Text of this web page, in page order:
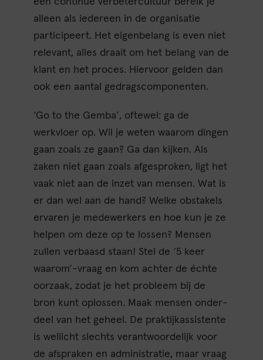
alleen als iedereen in de organisatie
participeert. Het eigenbelang is even niet
relevant, alles draait om het belang van de
klant en het proces. Hiervoor gelden dan
ook een aantal gedragscomponenten.
‘Go to the Gemba’, oftewel: ga de
werkvloer op. Wil je weten waarom dingen
gaan zoals ze gaan? Ga dan kijken. Als
zaken niet gaan zoals afgesproken, ligt het
vaak niet aan de inzet van mensen. Wat is
er dan wel aan de hand? Welke obstakels
ervaren je medewerkers en hoe kun je ze
helpen om deze op te lossen? Mensen
zullen verbaasd staan! Stel de ‘5 keer
waarom’-vraag en kom achter de échte
oorzaak, zodat je het probleem bij de
bron kunt oplossen. Maak mensen onder-
deel van het geheel. De praktijkassistente
is wellicht slechts verantwoordelijk voor
de afspraken en administratie, maar vraag